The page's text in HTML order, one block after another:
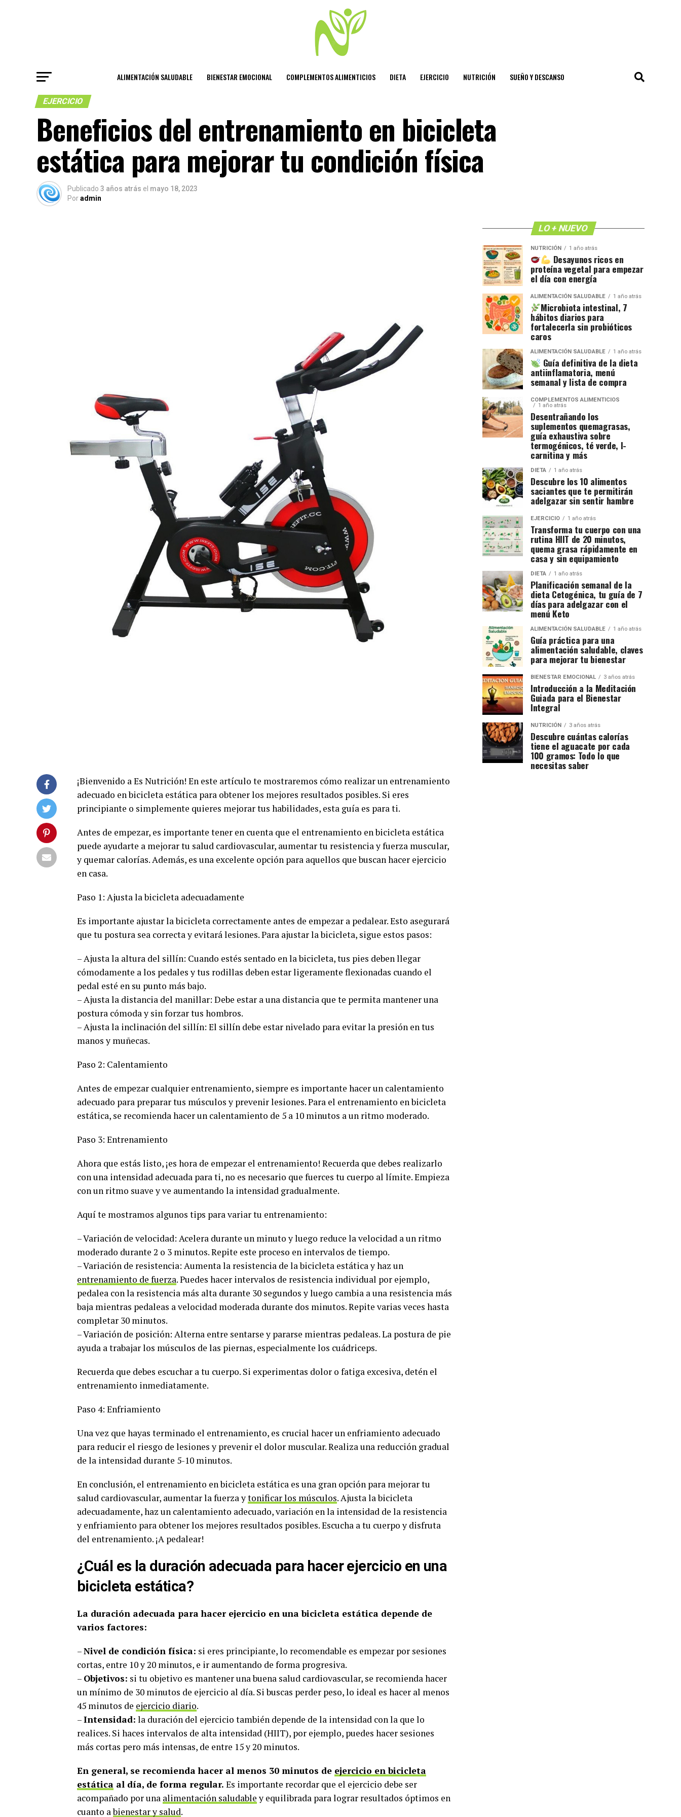
ALIMENTACIÓN SALUDABLE BIENESTAR EMOCIONAL COMPLEMENTOS ALIMENTICIOS DIETA EJERCICIO NUTRICIÓN SUEÑO Y DESCANSO
EJERCICIO
Beneficios del entrenamiento en bicicleta
estática para mejorar tu condición física
Publicado 3 años atrás el mayo 18, 2023
Poradmin
¡Bienvenido a Es Nutrición! En este artículo te mostraremos cómo realizar un entrenamiento
adecuado en bicicleta estática para obtener los mejores resultados posibles. Si eres
principiante o simplemente quieres mejorar tus habilidades, esta guía es para ti.
Antes de empezar, es importante tener en cuenta que el entrenamiento en bicicleta estática
puede ayudarte a mejorar tu salud cardiovascular, aumentar tu resistencia y fuerza muscular,
y quemar calorías. Además, es una excelente opción para aquellos que buscan hacer ejercicio
en casa.
Paso 1: Ajusta la bicicleta adecuadamente
Es importante ajustar la bicicleta correctamente antes de empezar a pedalear. Esto asegurará
que tu postura sea correcta y evitará lesiones. Para ajustar la bicicleta, sigue estos pasos:
– Ajusta la altura del sillín: Cuando estés sentado en la bicicleta, tus pies deben llegar
cómodamente a los pedales y tus rodillas deben estar ligeramente flexionadas cuando el
pedal esté en su punto más bajo.
– Ajusta la distancia del manillar: Debe estar a una distancia que te permita mantener una
postura cómoda y sin forzar tus hombros.
– Ajusta la inclinación del sillín: El sillín debe estar nivelado para evitar la presión en tus
manos y muñecas.
Paso 2: Calentamiento
Antes de empezar cualquier entrenamiento, siempre es importante hacer un calentamiento
adecuado para preparar tus músculos y prevenir lesiones. Para el entrenamiento en bicicleta
estática, se recomienda hacer un calentamiento de 5 a 10 minutos a un ritmo moderado.
Paso 3: Entrenamiento
Ahora que estás listo, ¡es hora de empezar el entrenamiento! Recuerda que debes realizarlo
con una intensidad adecuada para ti, no es necesario que fuerces tu cuerpo al límite. Empieza
con un ritmo suave y ve aumentando la intensidad gradualmente.
Aquí te mostramos algunos tips para variar tu entrenamiento:
– Variación de velocidad: Acelera durante un minuto y luego reduce la velocidad a un ritmo
moderado durante 2 o 3 minutos. Repite este proceso en intervalos de tiempo.
– Variación de resistencia: Aumenta la resistencia de la bicicleta estática y haz un
entrenamiento de fuerza. Puedes hacer intervalos de resistencia individual por ejemplo,
pedalea con la resistencia más alta durante 30 segundos y luego cambia a una resistencia más
baja mientras pedaleas a velocidad moderada durante dos minutos. Repite varias veces hasta
completar 30 minutos.
– Variación de posición: Alterna entre sentarse y pararse mientras pedaleas. La postura de pie
ayuda a trabajar los músculos de las piernas, especialmente los cuádriceps.
Recuerda que debes escuchar a tu cuerpo. Si experimentas dolor o fatiga excesiva, detén el
entrenamiento inmediatamente.
Paso 4: Enfriamiento
Una vez que hayas terminado el entrenamiento, es crucial hacer un enfriamiento adecuado
para reducir el riesgo de lesiones y prevenir el dolor muscular. Realiza una reducción gradual
de la intensidad durante 5-10 minutos.
En conclusión, el entrenamiento en bicicleta estática es una gran opción para mejorar tu
salud cardiovascular, aumentar la fuerza ytonificar los músculos. Ajusta la bicicleta
adecuadamente, haz un calentamiento adecuado, variación en la intensidad de la resistencia
y enfriamiento para obtener los mejores resultados posibles. Escucha a tu cuerpo y disfruta
del entrenamiento. ¡A pedalear!
¿Cuál es la duración adecuada para hacer ejercicio en una
bicicleta estática?
La duración adecuada para hacer ejercicio en una bicicleta estática depende de
varios factores:
–Nivel de condición física: si eres principiante, lo recomendable es empezar por sesiones
cortas, entre 10 y 20 minutos, e ir aumentando de forma progresiva.
– Objetivos: si tu objetivo es mantener una buena salud cardiovascular, se recomienda hacer
un mínimo de 30 minutos de ejercicio al día. Si buscas perder peso, lo ideal es hacer al menos
45 minutos de ejercicio diario.
–Intensidad: la duración del ejercicio también depende de la intensidad con la que lo
realices. Si haces intervalos de alta intensidad (HIIT), por ejemplo, puedes hacer sesiones
más cortas pero más intensas, de entre 15 y 20 minutos.
En general, se recomienda hacer al menos 30 minutos de ejercicio en bicicleta
estática al día, de forma regular. Es importante recordar que el ejercicio debe ser
acompañado por una alimentación saludabley equilibrada para lograr resultados óptimos en
cuanto abienestar y salud.
LO + NUEVO
NUTRICIÓN 1 año atrás
Desayunos ricos en
proteína vegetal para empezar
el día con energía
ALIMENTACIÓN SALUDABLE 1 año atrás
Microbiota intestinal, 7
hábitos diarios para
fortalecerla sin probióticos
caros
ALIMENTACIÓN SALUDABLE 1 año atrás
Guía definitiva de la dieta
antiinflamatoria, menú
semanal y lista de compra
COMPLEMENTOS ALIMENTICIOS
1 año atrás
Desentrañando los
suplementos quemagrasas,
guía exhaustiva sobre
termogénicos, té verde, l-
carnitina y más
DIETA 1 año atrás
Descubre los 10 alimentos
saciantes que te permitirán
adelgazar sin sentir hambre
EJERCICIO 1 año atrás
Transforma tu cuerpo con una
rutina HIIT de 20 minutos,
quema grasa rápidamente en
casa y sin equipamiento
DIETA 1 año atrás
Planificación semanal de la
dieta Cetogénica, tu guía de 7
días para adelgazar con el
menú Keto
ALIMENTACIÓN SALUDABLE 1 año atrás
Guía práctica para una
alimentación saludable, claves
para mejorar tu bienestar
BIENESTAR EMOCIONAL 3 años atrás
Introducción a la Meditación
Guiada para el Bienestar
Integral
NUTRICIÓN 3 años atrás
Descubre cuántas calorías
tiene el aguacate por cada
100 gramos: Todo lo que
necesitas saber